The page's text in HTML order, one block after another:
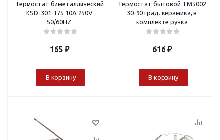
Термостат биметаллический
KSD-301-175 10A 250V
50/60HZ
165₽
В корзину
Термостат бытовой TMS002
30-90 град. керамика, в
комплекте ручка
616₽
В корзину